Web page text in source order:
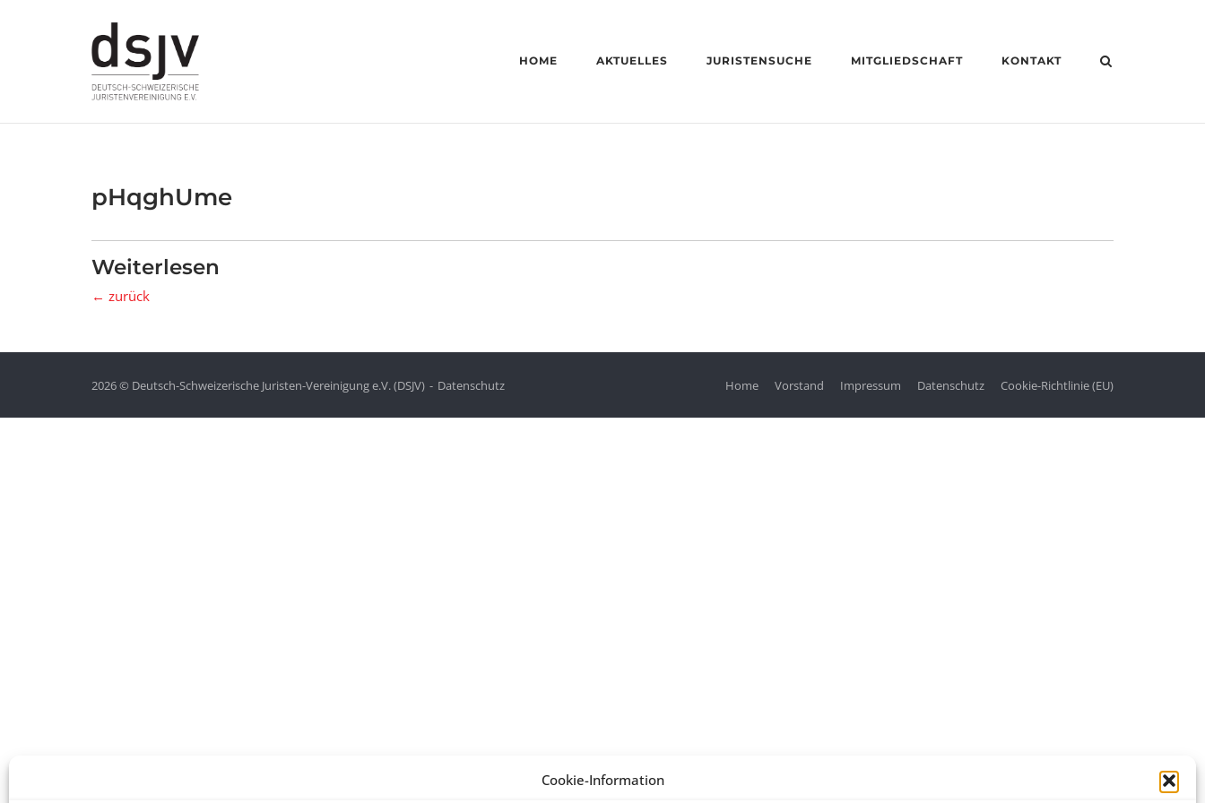
Cookie-Information
HOME AKTUELLES JURISTENSUCHE MITGLIEDSCHAFT KONTAKT
pHqghUme
Weiterlesen
← zurück
2026 © Deutsch-Schweizerische Juristen-Vereinigung e.V. (DSJV) Datenschutz Home Vorstand Impressum Datenschutz Cookie-Richtlinie (EU)